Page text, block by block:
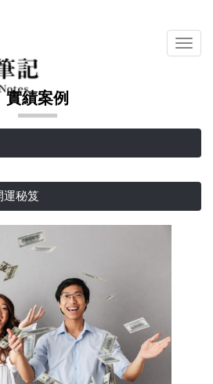
實績案例
運秘笈